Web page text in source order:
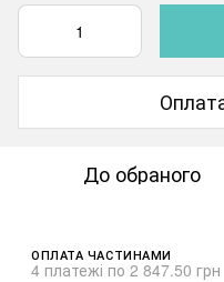
До обраного
ОПЛАТА ЧАСТИНАМИ
4 платежі по 2 847.50 грн